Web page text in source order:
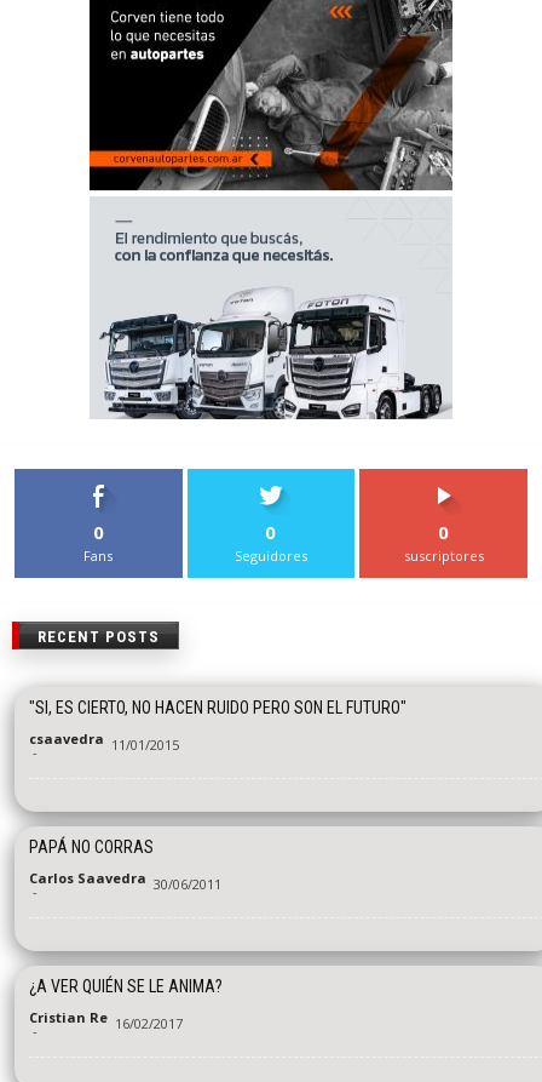
0
Fans
0
Seguidores
0
suscriptores
RECENT POSTS
"SI, ES CIERTO, NO HACEN RUIDO PERO SON EL FUTURO"
csaavedra
- 11/01/2015
PAPÁ NO CORRAS
Carlos Saavedra
- 30/06/2011
¿A VER QUIÉN SE LE ANIMA?
Cristian Re
- 16/02/2017